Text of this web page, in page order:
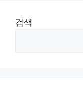
검색